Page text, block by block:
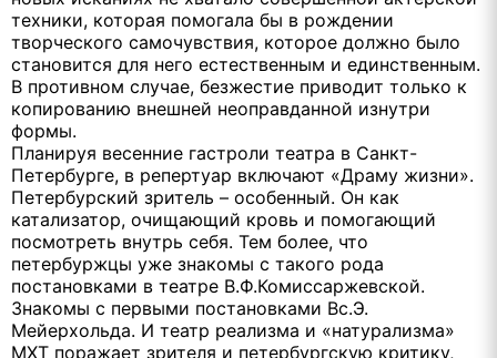
техники, которая помогала бы в рождении
творческого самочувствия, которое должно было
становится для него естественным и единственным.
В противном случае, безжестие приводит только к
копированию внешней неоправданной изнутри
формы.
Планируя весенние гастроли театра в Санкт-
Петербурге, в репертуар включают «Драму жизни».
Петербурский зритель – особенный. Он как
катализатор, очищающий кровь и помогающий
посмотреть внутрь себя. Тем более, что
петербуржцы уже знакомы с такого рода
постановками в театре В.Ф.Комиссаржевской.
Знакомы с первыми постановками Вс.Э.
Мейерхольда. И театр реализма и «натурализма»
МХТ поражает зрителя и петербургскую критику,